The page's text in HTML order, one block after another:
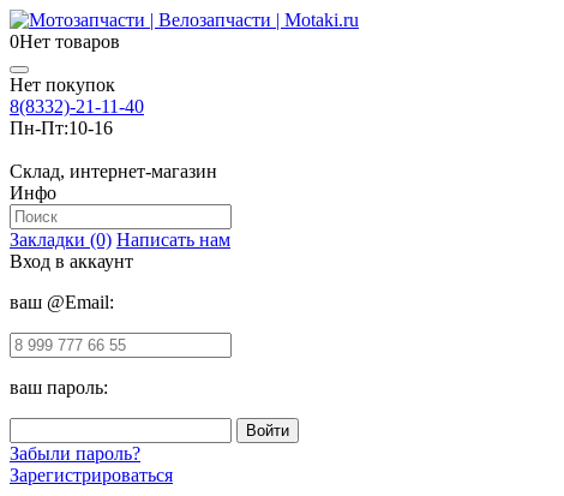
0Нет товаров
Нет покупок
8(8332)-21-11-40
Пн-Пт:10-16
Склад, интернет-магазин
Инфо
Закладки (0) Написать нам
Вход в аккаунт
ваш @Email:
ваш пароль:
Забыли пароль?
Зарегистрироваться